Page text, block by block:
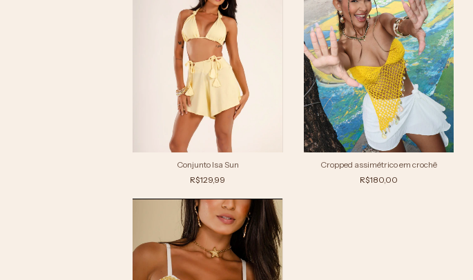
Conjunto Isa Sun
R$129,99
Cropped assimétrico em crochê
R$180,00